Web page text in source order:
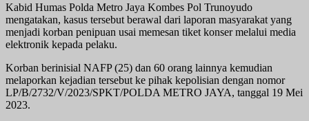
Kabid Humas Polda Metro Jaya Kombes Pol Trunoyudo
mengatakan, kasus tersebut berawal dari laporan masyarakat yang
menjadi korban penipuan usai memesan tiket konser melalui media
elektronik kepada pelaku.
Korban berinisial NAFP (25) dan 60 orang lainnya kemudian
melaporkan kejadian tersebut ke pihak kepolisian dengan nomor
LP/B/2732/V/2023/SPKT/POLDA METRO JAYA, tanggal 19 Mei
2023.